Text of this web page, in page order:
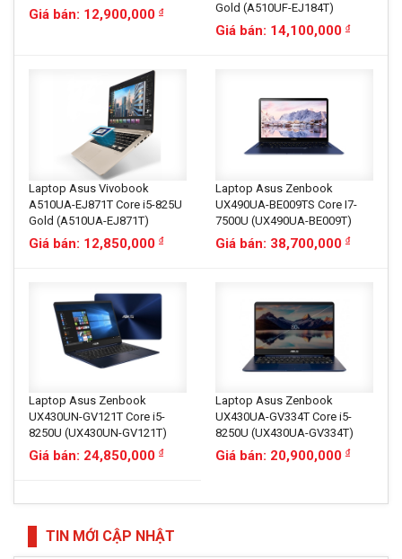
Giá bán: 12,900,000 đ
Gold (A510UF-EJ184T)
Giá bán: 14,100,000 đ
Laptop Asus Vivobook
A510UA-EJ871T Core i5-825U
Gold (A510UA-EJ871T)
Giá bán: 12,850,000 đ
Laptop Asus Zenbook
UX490UA-BE009TS Core I7-
7500U (UX490UA-BE009T)
Giá bán: 38,700,000 đ
Laptop Asus Zenbook
UX430UN-GV121T Core i5-
8250U (UX430UN-GV121T)
Giá bán: 24,850,000 đ
Laptop Asus Zenbook
UX430UA-GV334T Core i5-
8250U (UX430UA-GV334T)
Giá bán: 20,900,000 đ
TIN MỚI CẬP NHẬT